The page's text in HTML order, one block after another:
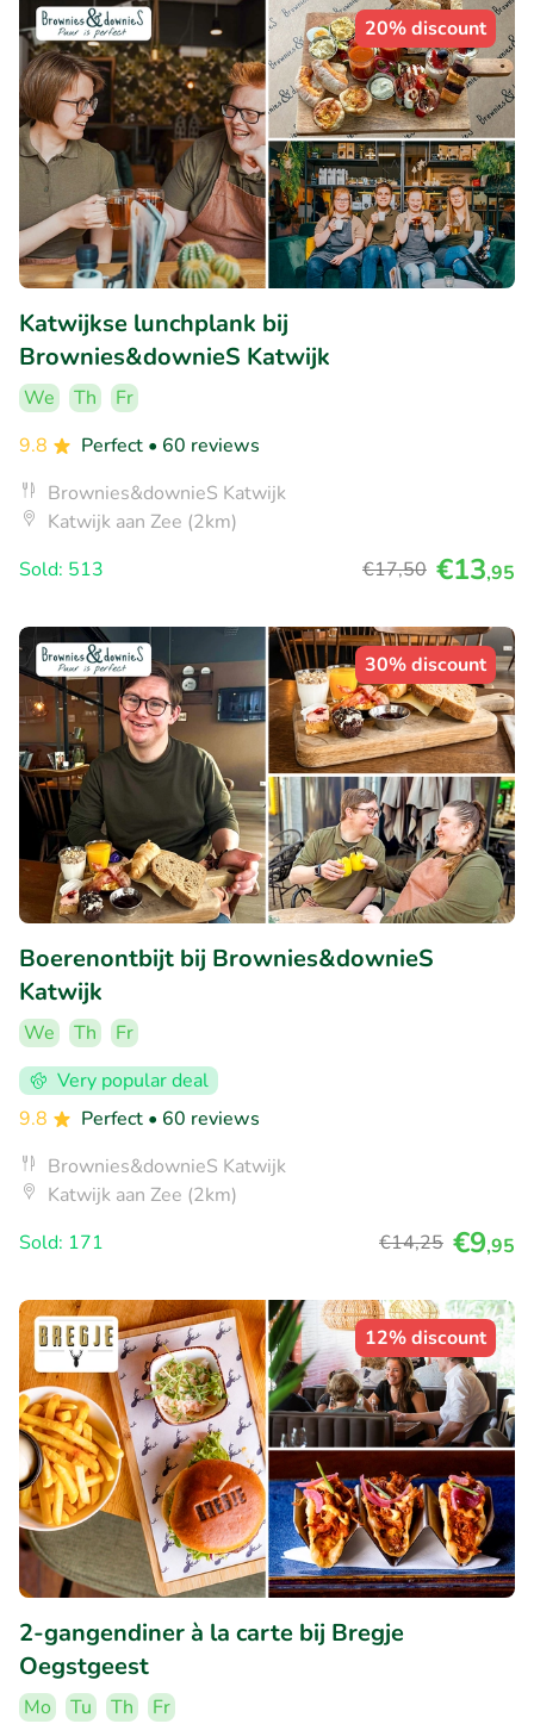
20% discount
Katwijkse lunchplank bij
Brownies&downieS Katwijk
We Th
Fr
9.8
Perfect • 60 reviews
Brownies&downieS Katwijk
Katwijk aan Zee (2km)
Sold: 513
€17,50 €13,95
30% discount
Boerenontbijt bij Brownies&downieS
Katwijk
We Th
Fr
Very popular deal
9.8
Perfect • 60 reviews
Brownies&downieS Katwijk
Katwijk aan Zee (2km)
Sold: 171
€14,25 €9,95
12% discount
2-gangendiner à la carte bij Bregje
Oegstgeest
Mo Tu Th
Fr